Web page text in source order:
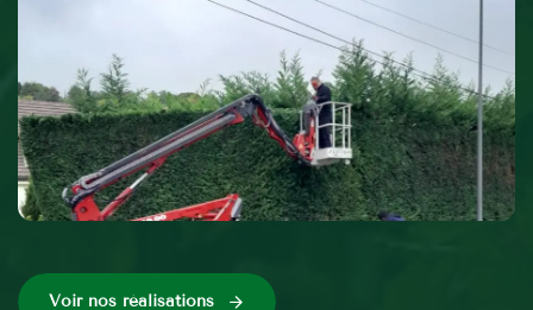
Voir nos réalisations